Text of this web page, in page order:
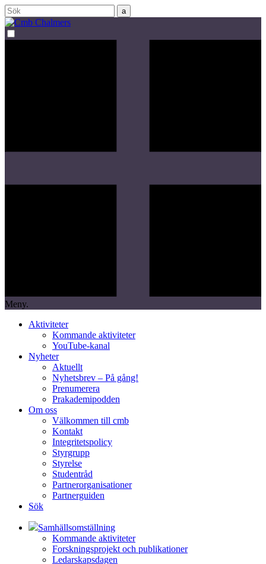
Sök
efter:
Meny.
Aktiviteter
Kommande aktiviteter
YouTube-kanal
Nyheter
Aktuellt
Nyhetsbrev – På gång!
Prenumerera
Prakademipodden
Om oss
Välkommen till cmb
Kontakt
Integritetspolicy
Styrgrupp
Styrelse
Studentråd
Partnerorganisationer
Partnerguiden
Sök
Samhällsomställning
Kommande aktiviteter
Forskningsprojekt och publikationer
Ledarskapsdagen